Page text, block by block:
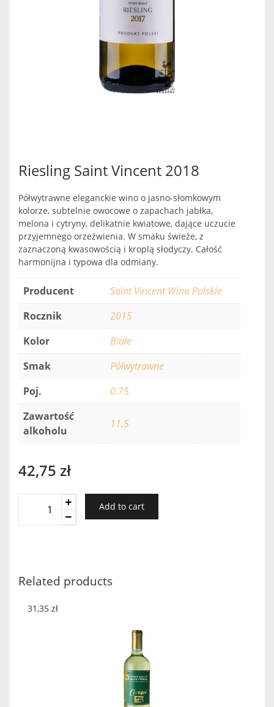
Riesling Saint Vincent 2018
Półwytrawne eleganckie wino o jasno-słomkowym
kolorze, subtelnie owocowe o zapachach jabłka,
melona i cytryny, delikatnie kwiatowe, dające uczucie
przyjemnego orzeźwienia. W smaku świeże, z
zaznaczoną kwasowością i kroplą słodyczy. Całość
harmonijna i typowa dla odmiany.
Producent
Saint Vincent Wina Polskie
Rocznik
2015
Kolor
Białe
Smak
Półwytrawne
Poj.
0.75
Zawartość
alkoholu
11.5
42,75 zł
Add to cart
Related products
31,35 zł